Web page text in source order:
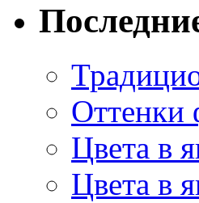
Оттенки
Цвета в
Цвета в